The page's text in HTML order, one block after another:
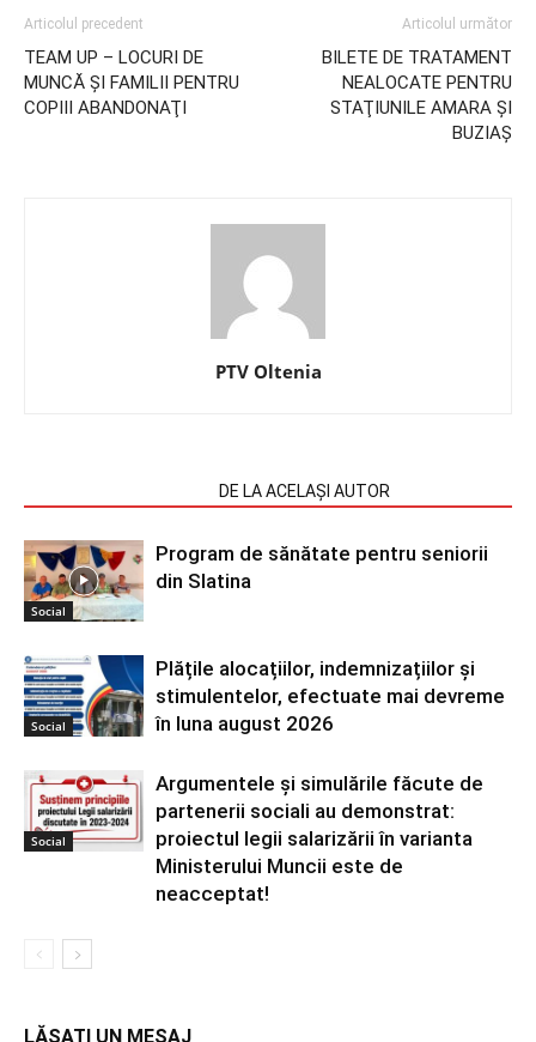
Articolul precedent
TEAM UP – LOCURI DE
MUNCĂ ŞI FAMILII PENTRU
COPIII ABANDONAŢI
Articolul următor
BILETE DE TRATAMENT
NEALOCATE PENTRU
STAŢIUNILE AMARA ŞI
BUZIAŞ
PTV Oltenia
DE LA ACELAȘI AUTOR
Social
Program de sănătate pentru seniorii
din Slatina
Social
Plățile alocațiilor, indemnizațiilor și
stimulentelor, efectuate mai devreme
în luna august 2026
Social
Argumentele și simulările făcute de
partenerii sociali au demonstrat:
proiectul legii salarizării în varianta
Ministerului Muncii este de
neacceptat!
LĂSAȚI UN MESAJ